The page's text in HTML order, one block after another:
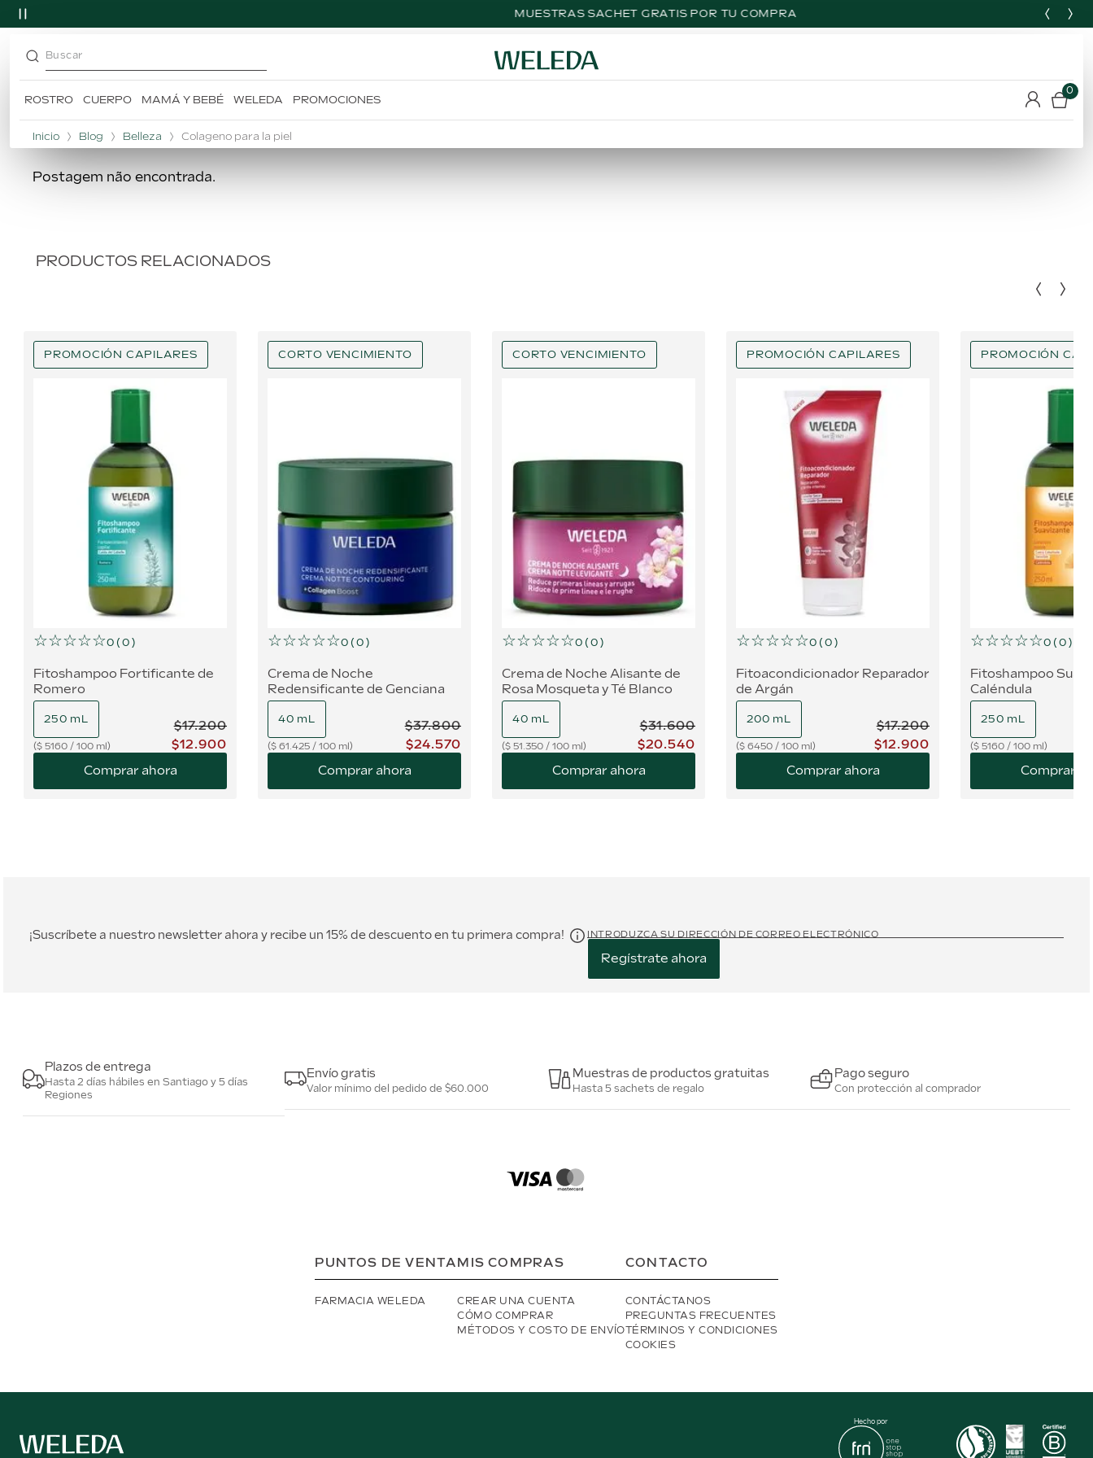
MUESTRAS SACHET GRATIS POR TU COMPRA
Buscar
ROSTRO CUERPO MAMÁ Y BEBÉ WELEDA PROMOCIONES
0
Inicio Blog Belleza Colageno para la piel
Postagem não encontrada.
PRODUCTOS RELACIONADOS
PROMOCIÓN CAPILARES
☆☆☆☆☆0 (0)
Fitoshampoo Fortificante de
Romero
250 mL
$ 5160 / 100 ml
$17.200
$12.900
Comprar ahora
CORTO VENCIMIENTO
☆☆☆☆☆0 (0)
Crema de Noche
Redensificante de Genciana
Azul y Edelweiss
40 mL
$ 61.425 / 100 ml
$37.800
$24.570
Comprar ahora
CORTO VENCIMIENTO
☆☆☆☆☆0 (0)
Crema de Noche Alisante de
Rosa Mosqueta y Té Blanco
40 mL
$ 51.350 / 100 ml
$31.600
$20.540
Comprar ahora
PROMOCIÓN CAPILARES
☆☆☆☆☆0 (0)
Fitoacondicionador Reparador
de Argán
200 mL
$ 6450 / 100 ml
$17.200
$12.900
Comprar ahora
PROMOCIÓN
☆☆☆☆☆0 (0)
Fitoshampoo
Caléndula
250 mL
$ 5160 / 100 ml
Comprar
¡Suscríbete a nuestro newsletter ahora y recibe un 15% de descuento en tu primera compra! INTRODUZCA SU DIRECCIÓN DE CORREO ELECTRÓNICO
Regístrate ahora
Plazos de entrega
Hasta 2 días hábiles en Santiago y 5 días
Regiones
Envío gratis
Valor mínimo del pedido de $60.000
Muestras de productos gratuitas
Hasta 5 sachets de regalo
Pago seguro
Con protección al comprador
PUNTOS DE VENTA
FARMACIA WELEDA
MIS COMPRAS
CREAR UNA CUENTA
CÓMO COMPRAR
MÉTODOS Y COSTO DE ENVÍO
CONTACTO
CONTÁCTANOS
PREGUNTAS FRECUENTES
TÉRMINOS Y CONDICIONES
COOKIES
Hecho por
TÉRMINOS MÁS BUSCADOS
1.
desodorante